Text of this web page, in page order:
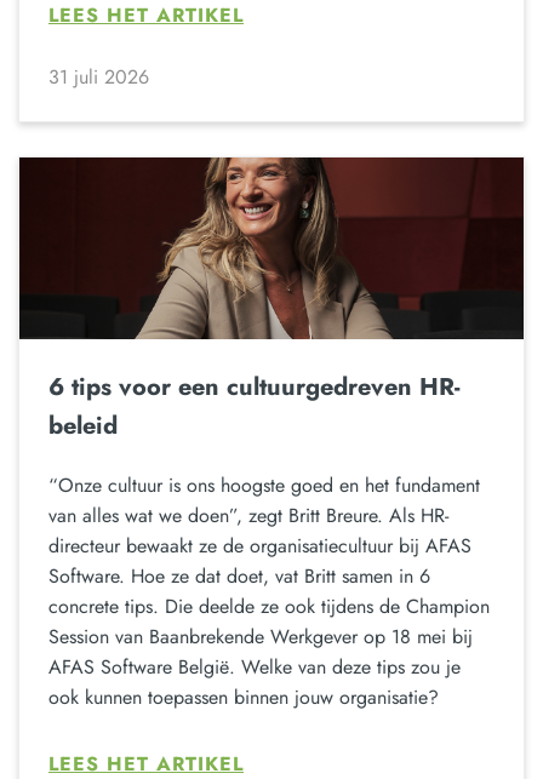
LEES HET ARTIKEL
31 juli 2026
6 tips voor een cultuurgedreven HR-
beleid
“Onze cultuur is ons hoogste goed en het fundament
van alles wat we doen”, zegt Britt Breure. Als HR-
directeur bewaakt ze de organisatiecultuur bij AFAS
Software. Hoe ze dat doet, vat Britt samen in 6
concrete tips. Die deelde ze ook tijdens de Champion
Session van Baanbrekende Werkgever op 18 mei bij
AFAS Software België. Welke van deze tips zou je
ook kunnen toepassen binnen jouw organisatie?
LEES HET ARTIKEL